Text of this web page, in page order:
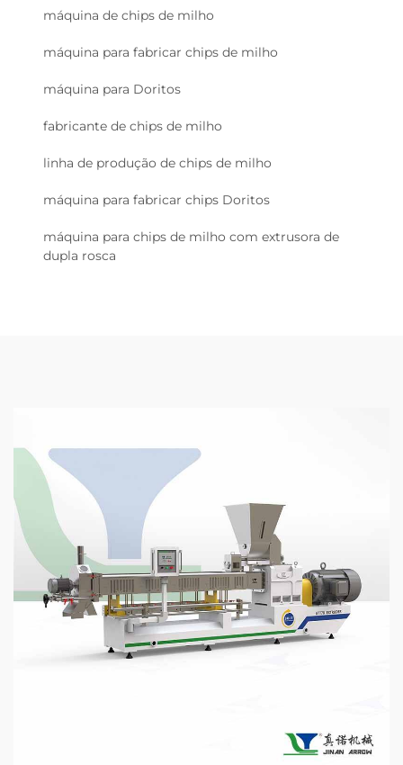
máquina de chips de milho
máquina para fabricar chips de milho
máquina para Doritos
fabricante de chips de milho
linha de produção de chips de milho
máquina para fabricar chips Doritos
máquina para chips de milho com extrusora de
dupla rosca